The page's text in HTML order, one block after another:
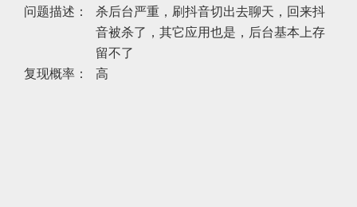
问题描述：
杀后台严重，刷抖音切出去聊天，回来抖
音被杀了，其它应用也是，后台基本上存
留不了
复现概率：
高